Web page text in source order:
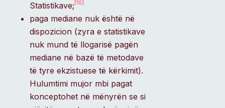
Statistikave; [10]
paga mediane nuk është në
dispozicion (zyra e statistikave
nuk mund të llogarisë pagën
mediane në bazë të metodave
të tyre ekzistuese të kërkimit).
Hulumtimi mujor mbi pagat
konceptohet në mënyrën se si